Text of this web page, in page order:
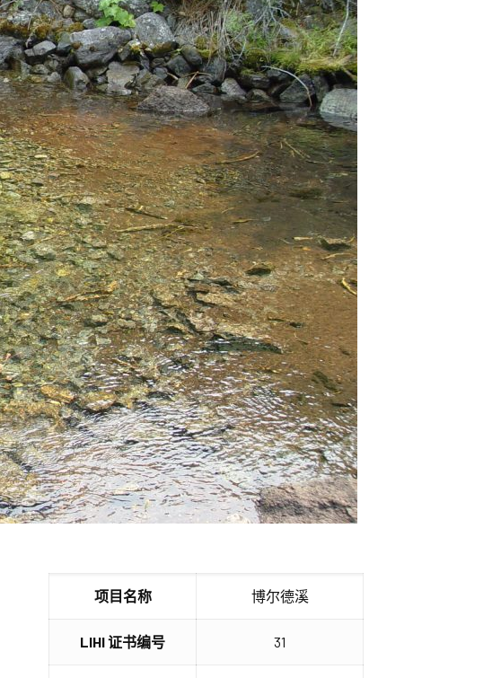
项目名称 博尔德溪
LIHI 证书编号 31